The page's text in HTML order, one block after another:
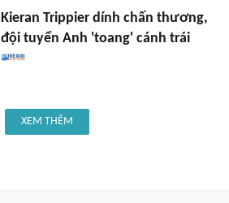
Kieran Trippier dính chấn thương,
đội tuyển Anh 'toang' cánh trái
XEM THÊM